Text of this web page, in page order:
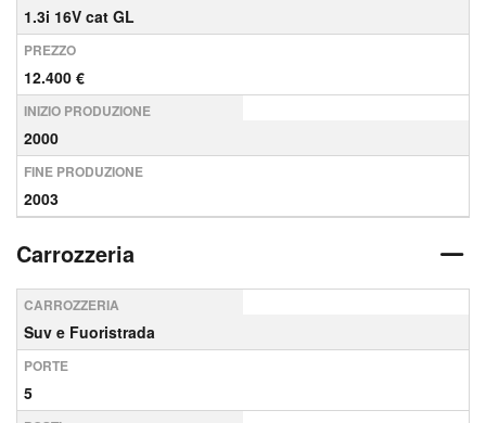
1.3i 16V cat GL
PREZZO
12.400 €
INIZIO PRODUZIONE
2000
FINE PRODUZIONE
2003
Carrozzeria
CARROZZERIA
Suv e Fuoristrada
PORTE
5